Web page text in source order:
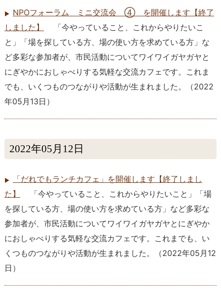
NPOフォーラム ミニ交流会 ④ を開催します【終了
しました】
「今やっていること、これからやりたいこ
と」「場を探している方、場の使い方を求めている方」な
ど多彩な参加者が、市民活動についてワイワイガヤガヤと
にぎやかにおしゃべりする気軽な交流カフェです。これま
でも、いくつものつながりや活動が生まれました。
（2022
年05月13日 ）
2022年05月12日
「だれでもランチカフェ」を開催します【終了しまし
た】
「今やっていること、これからやりたいこと」「場
を探している方、場の使い方を求めている方」など多彩な
参加者が、市民活動についてワイワイガヤガヤとにぎやか
におしゃべりする気軽な交流カフェです。これまでも、い
くつものつながりや活動が生まれました。
（2022年05月12
日 ）